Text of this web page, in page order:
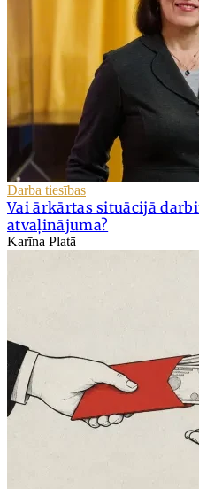
Darba tiesības
Vai ārkārtas situācijā
atvaļinājuma?
Karīna Platā